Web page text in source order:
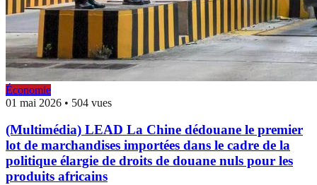
Économie
01 mai 2026 • 504 vues
(Multimédia) LEAD La Chine dédouane le premier
lot de marchandises importées dans le cadre de la
politique élargie de droits de douane nuls pour les
produits africains